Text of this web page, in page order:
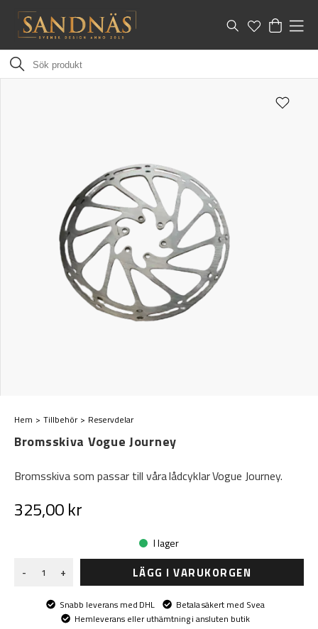
Hem Tillbehör Reservdelar
Bromsskiva Vogue Journey
Bromsskiva som passar till våra lådcyklar Vogue Journey.
325,00 kr
I lager
-
+ LÄGG I VARUKORGEN
Snabb leverans med DHL
Betala säkert med Svea
Hemleverans eller uthämtning i ansluten butik